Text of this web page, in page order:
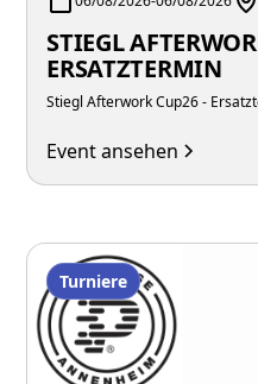
STIEGL
ERSATZTERMIN
Stiegl Afterwork Cup26 -
Event ansehen
Turniere